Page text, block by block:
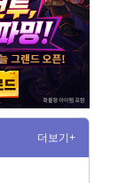
더보기+